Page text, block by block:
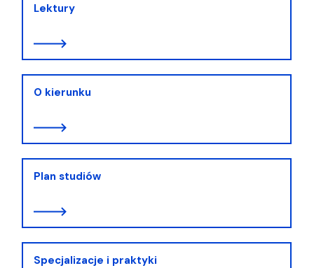
Lektury
O kierunku
Plan studiów
Specjalizacje i praktyki